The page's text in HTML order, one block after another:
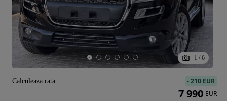
1 / 6
-210 EUR
7 990 EUR
Calculeaza rata